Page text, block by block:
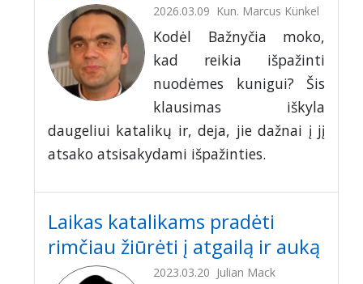
2026.03.09 Kun. Marcus Künkel
Kodėl Bažnyčia moko,
kad reikia išpažinti
nuodėmes kunigui? Šis
klausimas iškyla
daugeliui katalikų ir, deja, jie dažnai į jį
atsako atsisakydami išpažinties.
Laikas katalikams pradėti
rimčiau žiūrėti į atgailą ir auką
2023.03.20 Julian Mack